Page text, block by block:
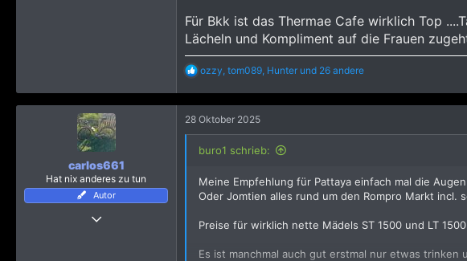
Für Bkk ist das Thermae Cafe wirklich Top
Lächeln und Kompliment auf die Frauen
R
a
k
t
i
o
n
:
ozzy, tom089, Hunter und 26 andere
carlos661
Hat nix anderes zu tun
Autor
22 Oktober 2024
28 Oktober 2025
buro1 schrieb:
Meine Empfehlung für Pattaya einfach mal die
Oder Jomtien alles rund um den Rompro Markt incl.
Preise für wirklich nette Mädels ST 1500 und LT
Es ist manchmal auch gut erstmal nur etwas